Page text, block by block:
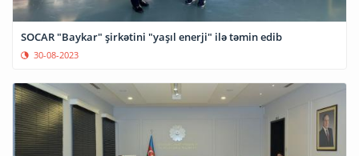
SOCAR "Baykar" şirkətini "yaşıl enerji" ilə təmin edib
30-08-2023